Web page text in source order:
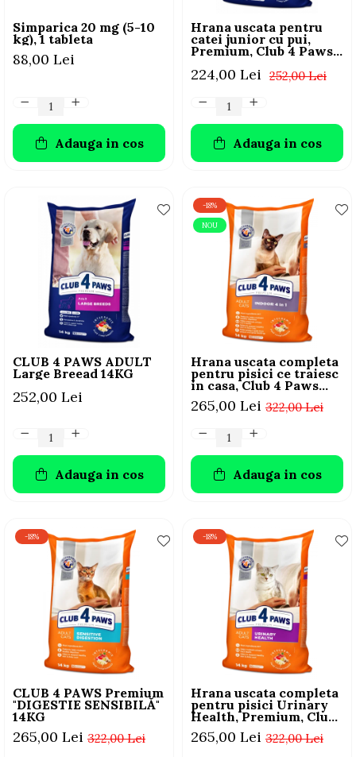
Simparica 20 mg (5-10
kg), 1 tableta
88,00 Lei
Adauga in cos
Hrana uscata pentru
catei junior cu pui,
Premium, Club 4 Paws,
252,00 Lei
224,00 Lei
Adauga in cos
CLUB 4 PAWS ADULT
Large Breead 14KG
252,00 Lei
Adauga in cos
-18%
NOU
Hrana uscata completa
pentru pisici ce traiesc
in casa, Club 4 Paws
Premium Indoor, 14kg
322,00 Lei
265,00 Lei
Adauga in cos
-18%
CLUB 4 PAWS Premium
"DIGESTIE SENSIBILĂ"
14KG
322,00 Lei
265,00 Lei
-18%
Hrana uscata completa
pentru pisici Urinary
Health, Premium, Club
4 Paws, 14 kg
322,00 Lei
265,00 Lei